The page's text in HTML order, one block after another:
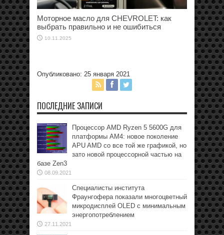
Моторное масло для CHEVROLET: как
выбрать правильно и не ошибиться
10.11.2025
Опубликовано: 25 января 2021
ПОСЛЕДНИЕ ЗАПИСИ
Процессор AMD Ryzen 5 5600G для
платформы АМ4: новое поколение
APU AMD со все той же графикой, но
зато новой процессорной частью на
базе Zen3
08.09.2021
Специалисты института
Фраунгофера показали многоцветный
микродисплей OLED с минимальным
энергопотреблением
27.11.2021